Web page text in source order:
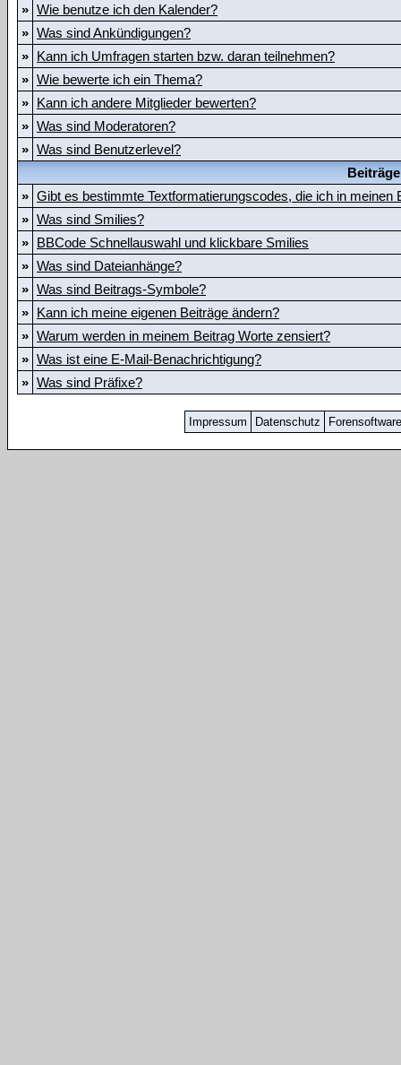
» Wie benutze ich den Kalender?
» Was sind Ankündigungen?
» Kann ich Umfragen starten bzw. daran teilnehmen?
» Wie bewerte ich ein Thema?
» Kann ich andere Mitglieder bewerten?
» Was sind Moderatoren?
» Was sind Benutzerlevel?
» Gibt es bestimmte Textformatierungscodes, die ich in meinen
» Was sind Smilies?
» BBCode Schnellauswahl und klickbare Smilies
» Was sind Dateianhänge?
» Was sind Beitrags-Symbole?
» Kann ich meine eigenen Beiträge ändern?
» Warum werden in meinem Beitrag Worte zensiert?
» Was ist eine E-Mail-Benachrichtigung?
» Was sind Präfixe?
Impressum Datenschutz